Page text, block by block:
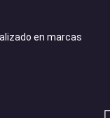
en marcas